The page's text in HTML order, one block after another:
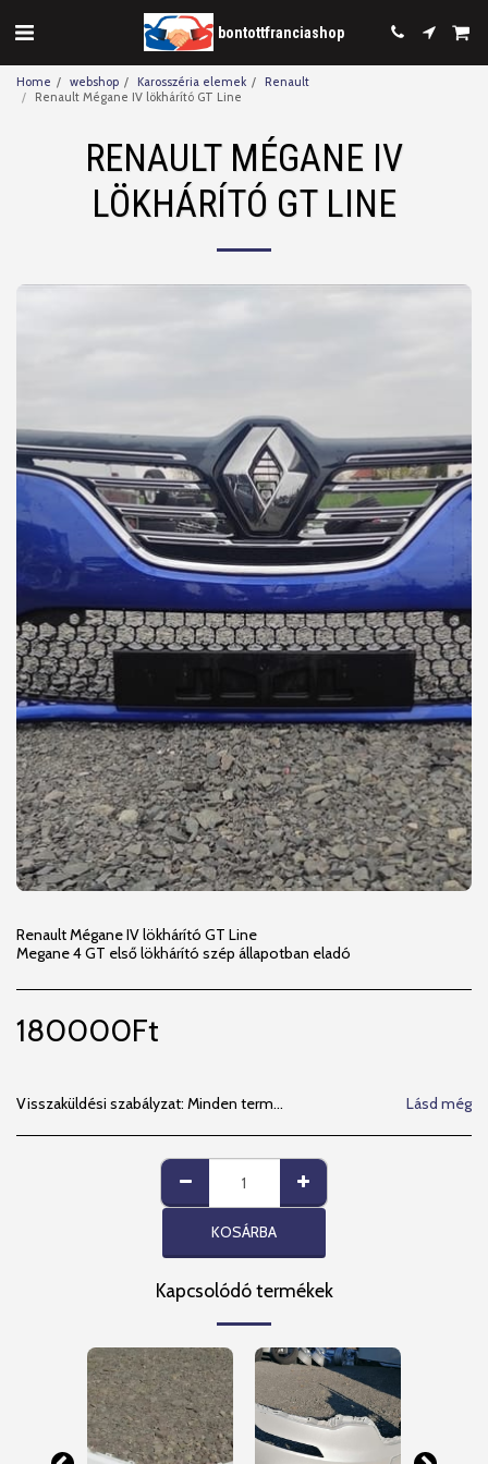
bontottfranciashop
Home webshop Karosszéria elemek
Renault
Renault Mégane IV lökhárító GT Line
RENAULT MÉGANE IV
LÖKHÁRÍTÓ GT LINE
Renault Mégane IV lökhárító GT Line
Megane 4 GT első lökhárító szép állapotban eladó
180000Ft
Visszaküldési szabályzat: Minden termékünkre 14 napos beszerelési garanciát vállalunk. MPL- visszaküldési lehetőséget kizárjuk, MPL futárszolgálat által visszaküldött csomagot nem veszünk át. Megértésüket Köszönjük! Lásd még
KOSÁRBA
Kapcsolódó termékek